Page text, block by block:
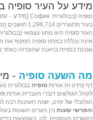
מידע על העיר סופיה
סופיה (בבולגרית:
София
(מידע ·
בעיר מתגוררים 1,296,714 תושבים (נכון ל-
אינה נכללת במחוז סופיה המקיף את
שוכנת כנסיית בויאנה שהוכרזה כאתר
מה השעה סופיה -
דף מידע זה אודות סופיה בבולגריה
לקהל הגולשים דוברי העברית אודות
הגלובלי של ימינו, ישנה חשיבות רבה
והפרשי שעות בין הערים השונות
בקשרים העסקיים. לכן, באמצעות